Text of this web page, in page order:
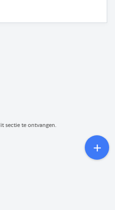
sectie te ontvangen.